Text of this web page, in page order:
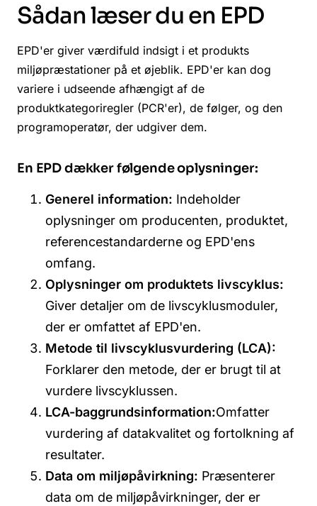
Sådan læser du en EPD
EPD'er giver værdifuld indsigt i et produkts
miljøpræstationer på et øjeblik. EPD'er kan dog
variere i udseende afhængigt af de
produktkategoriregler (PCR'er), de følger, og den
programoperatør, der udgiver dem.
En EPD dækker følgende oplysninger:
Generel information: Indeholder
oplysninger om producenten, produktet,
referencestandarderne og EPD'ens
omfang.
Oplysninger om produktets livscyklus:
Giver detaljer om de livscyklusmoduler,
der er omfattet af EPD'en.
Metode til livscyklusvurdering (LCA):
Forklarer den metode, der er brugt til at
vurdere livscyklussen.
LCA-baggrundsinformation:Omfatter
vurdering af datakvalitet og fortolkning af
resultater.
Data om miljøpåvirkning: Præsenterer
data om de miljøpåvirkninger, der er